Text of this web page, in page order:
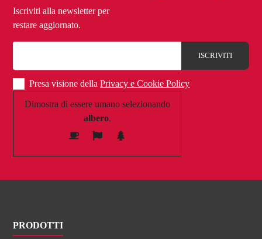
Iscriviti alla newsletter per
restare aggiornato.
Presa visione dellaPrivacy e Cookie Policy
Dimostra di essere umano selezionando
albero.
PRODOTTI